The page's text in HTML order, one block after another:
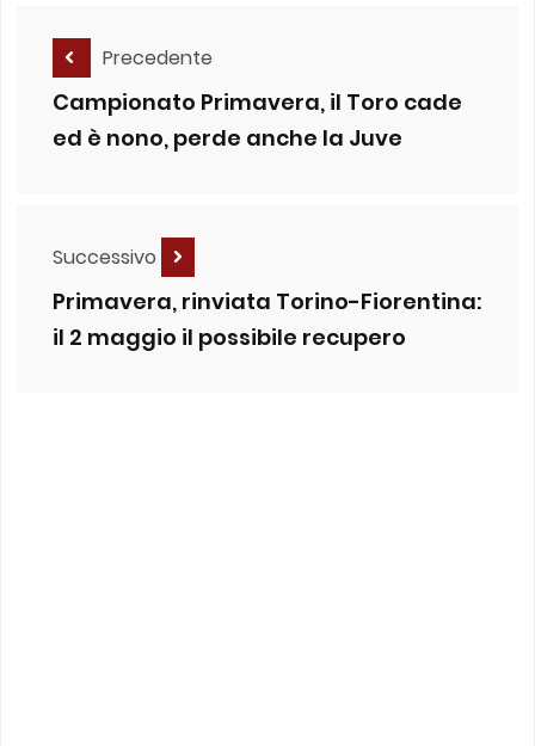
Precedente
Campionato Primavera, il Toro cade
ed è nono, perde anche la Juve
Successivo
Primavera, rinviata Torino-Fiorentina:
il 2 maggio il possibile recupero